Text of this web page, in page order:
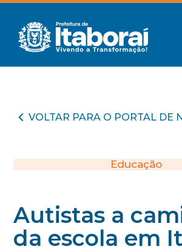
VOLTAR PARA O PORTAL DE
Educação
Autistas a
da escola em